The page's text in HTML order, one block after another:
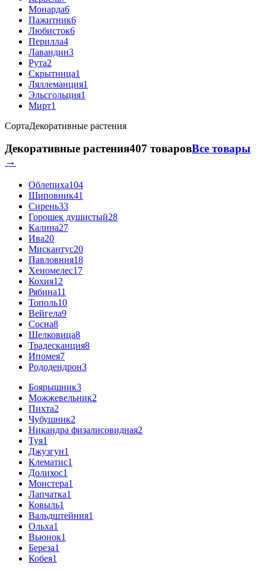
Монарда6
Пажитник6
Любисток6
Перилла4
Лавандин3
Рута2
Скрытница1
Ляллеманция1
Эльсгольция1
Мирт1
СортаДекоративные растения
Декоративные растения407 товаровВсе товары
→
Облепиха104
Шиповник41
Сирень33
Горошек душистый28
Калина27
Ива20
Мискантус20
Павловния18
Хеномелес17
Кохия12
Рябина11
Тополь10
Вейгела9
Сосна8
Шелковица8
Традесканция8
Ипомея7
Рододендрон3
Боярышник3
Можжевельник2
Пихта2
Чубушник2
Никандра физалисовидная2
Туя1
Джузгун1
Клематис1
Долихос1
Монстера1
Лапчатка1
Ковыль1
Вальдштейния1
Ольха1
Вьюнок1
Береза1
Кобея1